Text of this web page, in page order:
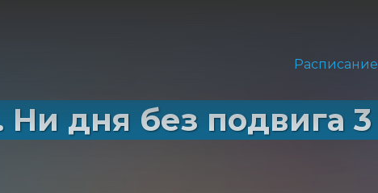
Расписание
Ни дня без подвига 3